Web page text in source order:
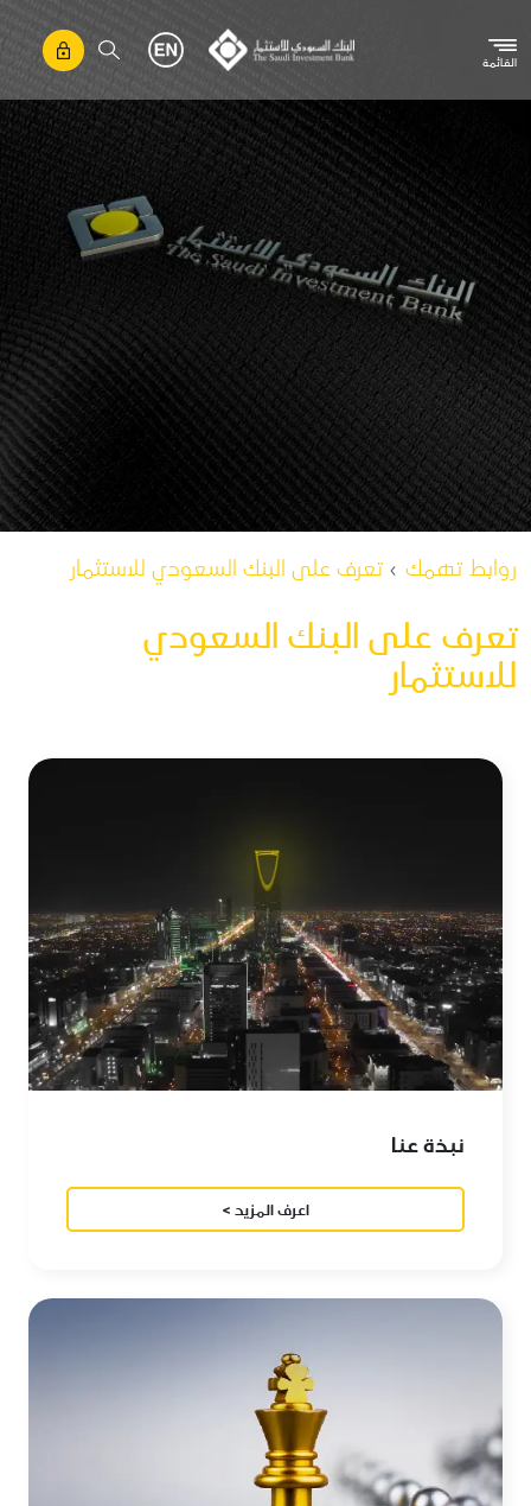
القائمة
مسار التنقل
روابط تهمك تعرف على البنك السعودي للاستثمار
تعرف على البنك السعودي
للاستثمار
نبذة عنا
اعرف المزيد >